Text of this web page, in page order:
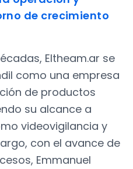
de crecimiento
como una empresa
de productos
su alcance a
videovigilancia y
con el avance de
Emmanuel